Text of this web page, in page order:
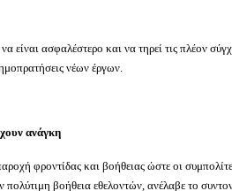
είναι ασφαλέστερο και να τηρεί τις πλέον
νέων έργων.
ανάγκη
φροντίδας και βοήθειας ώστε οι
βοήθεια εθελοντών, ανέλαβε το